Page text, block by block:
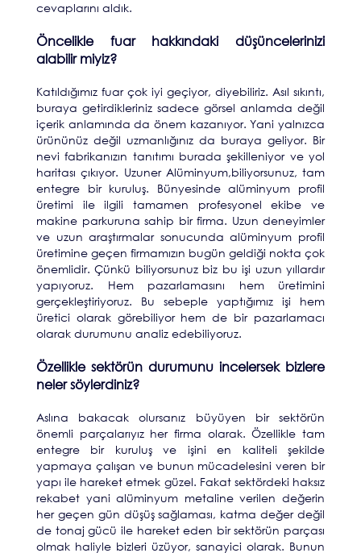
cevaplarını aldık.
Öncelikle fuar hakkındaki düşüncelerinizi
alabilir miyiz?
Katıldığımız fuar çok iyi geçiyor, diyebiliriz. Asıl sıkıntı,
buraya getirdikleriniz sadece görsel anlamda değil
içerik anlamında da önem kazanıyor. Yani yalnızca
ürününüz değil uzmanlığınız da buraya geliyor. Bir
nevi fabrikanızın tanıtımı burada şekilleniyor ve yol
haritası çıkıyor. Uzuner Alüminyum,biliyorsunuz, tam
entegre bir kuruluş. Bünyesinde alüminyum profil
üretimi ile ilgili tamamen profesyonel ekibe ve
makine parkuruna sahip bir firma. Uzun deneyimler
ve uzun araştırmalar sonucunda alüminyum profil
üretimine geçen firmamızın bugün geldiği nokta çok
önemlidir. Çünkü biliyorsunuz biz bu işi uzun yıllardır
yapıyoruz. Hem pazarlamasını hem üretimini
gerçekleştiriyoruz. Bu sebeple yaptığımız işi hem
üretici olarak görebiliyor hem de bir pazarlamacı
olarak durumunu analiz edebiliyoruz.
Özellikle sektörün durumunu incelersek bizlere
neler söylerdiniz?
Aslına bakacak olursanız büyüyen bir sektörün
önemli parçalarıyız her firma olarak. Özellikle tam
entegre bir kuruluş ve işini en kaliteli şekilde
yapmaya çalışan ve bunun mücadelesini veren bir
yapı ile hareket etmek güzel. Fakat sektördeki haksız
rekabet yani alüminyum metaline verilen değerin
her geçen gün düşüş sağlaması, katma değer değil
de tonaj gücü ile hareket eden bir sektörün parçası
olmak haliyle bizleri üzüyor, sanayici olarak. Bunun